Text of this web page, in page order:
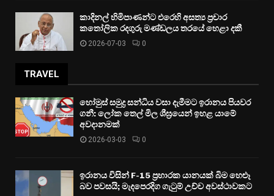
කාදිනල් හිමිපාණන්ට එරෙහි අසත්‍ය ප්‍රචාර
කතෝලික රදගුරු මණ්ඩලය තරයේ හෙළා දකී
2026-07-03 0
TRAVEL
හෝමුස් සමුද්‍ර සන්ධිය වසා දැමීමට ඉරානය පියවර
ගනී: ලෝක තෙල් මිල ශීඝ්‍රයෙන් ඉහළ යාමේ
අවදානමක්
2026-03-03 0
ඉරානය විසින් F-15 ප්‍රහාරක යානයක් බිම හෙළූ
බව පවසයි; මැදපෙරදිග ගැටුම් උච්ච අවස්ථාවකට